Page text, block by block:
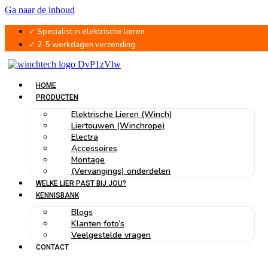
Ga naar de inhoud
✓ Specialist in elektrische lieren
✓ 2-5 werkdagen verzending
HOME
PRODUCTEN
Elektrische Lieren (Winch)
Liertouwen (Winchrope)
Electra
Accessoires
Montage
(Vervangings) onderdelen
WELKE LIER PAST BIJ JOU?
KENNISBANK
Blogs
Klanten foto’s
Veelgestelde vragen
CONTACT